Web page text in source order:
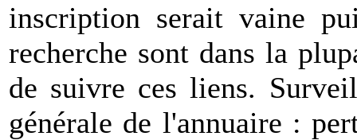
inscription serait vaine
recherche sont dans la
de suivre ces liens.
générale de l'annuaire :